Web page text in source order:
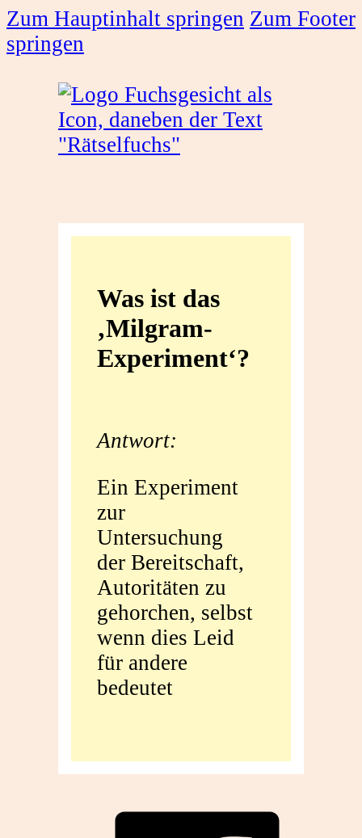
Zum Hauptinhalt springen Zum Footer
springen
‚Milgram-
Was ist das
‚Milgram-
Experiment‘?
Antwort:
Ein Experiment
zur
Untersuchung
der Bereitschaft,
Autoritäten zu
gehorchen, selbst
wenn dies Leid
für andere
bedeutet